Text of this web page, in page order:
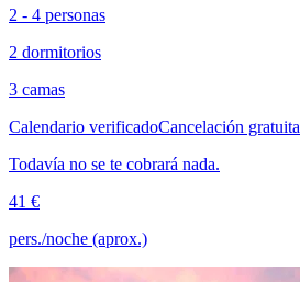
2 - 4 personas
2 dormitorios
3 camas
Calendario verificadoCancelación gratuita
Todavía no se te cobrará nada.
41 €
pers./noche (aprox.)